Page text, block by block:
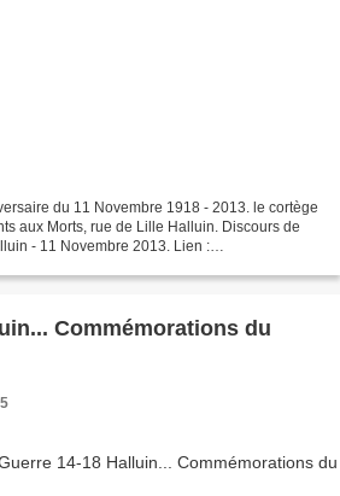
du 11 Novembre 1918 - 2013. le cortège
aux Morts, rue de Lille Halluin. Discours de
- 11 Novembre 2013. Lien :
Commémorations du